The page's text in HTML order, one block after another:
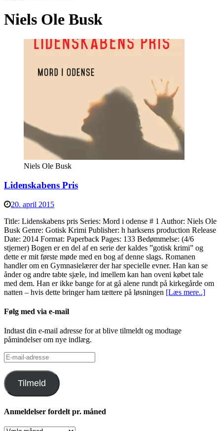
Niels Ole Busk
Niels Ole Busk
Lidenskabens Pris
20. april 2015
Title: Lidenskabens pris Series: Mord i odense # 1 Author: Niels Ole
Busk Genre: Gotisk Krimi Publisher: h harksens production Release
Date: 2014 Format: Paperback Pages: 133 Bedømmelse: (4/6
stjerner) Bogen er en del af en serie der kaldes ”gotisk krimi” og
dette er mit første møde med en bog af denne slags. Romanen
handler om en Gymnasielærer der har specielle evner. Han kan se
ånder og andre tabte sjæle, ind imellem kan han oveni købet tale
med dem. Han er ikke bange for at gå alene rundt på kirkegårde om
natten – hvis dette bringer ham tættere på løsningen [Læs mere..]
Følg med via e-mail
Indtast din e-mail adresse for at blive tilmeldt og modtage
påmindelser om nye indlæg.
E-
mail-
adresse
Tilmeld
Anmeldelser fordelt pr. måned